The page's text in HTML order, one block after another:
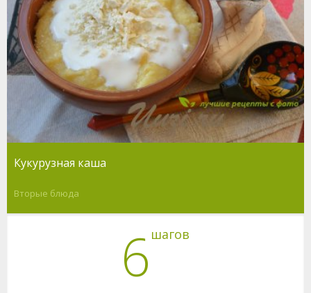
Кукурузная каша
Вторые блюда
6 шагов